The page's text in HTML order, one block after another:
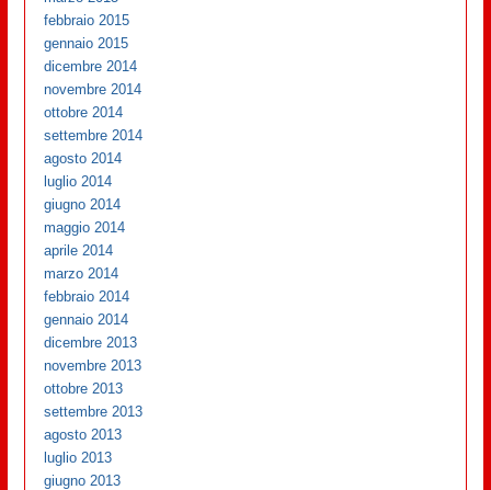
febbraio 2015
gennaio 2015
dicembre 2014
novembre 2014
ottobre 2014
settembre 2014
agosto 2014
luglio 2014
giugno 2014
maggio 2014
aprile 2014
marzo 2014
febbraio 2014
gennaio 2014
dicembre 2013
novembre 2013
ottobre 2013
settembre 2013
agosto 2013
luglio 2013
giugno 2013